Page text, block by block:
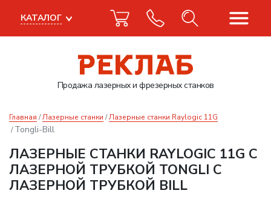
Продажа лазерныхи фрезерных станков
КАТАЛОГ
Главная Лазерные станки Лазерные станки Raylogic 11G
Tongli-Bill
ЛАЗЕРНЫЕ СТАНКИ RAYLOGIC 11G С
ЛАЗЕРНОЙ ТРУБКОЙ TONGLI С
ЛАЗЕРНОЙ ТРУБКОЙ BILL